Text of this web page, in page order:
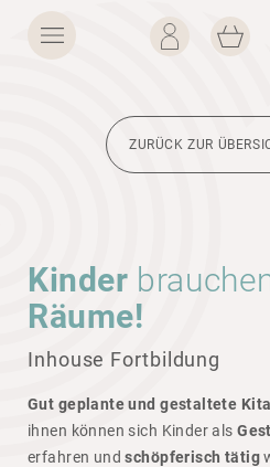
ZURÜCK ZUR
Kinder
Räume!
Inhouse Fortbildung
Gut geplante und gestaltete
ihnen können sich Kinder als
erfahren und schöpferisch tätig